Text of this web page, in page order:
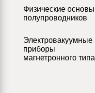
Физические основы
полупроводников
Электровакуумные
приборы
магнетронного типа